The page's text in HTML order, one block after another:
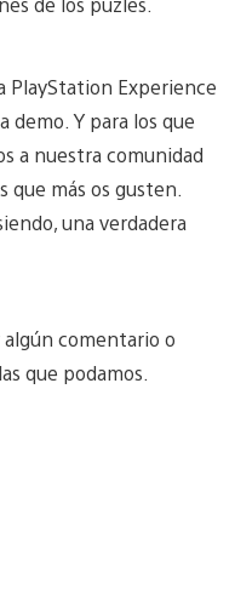
PlayStation Experience
demo. Y para los que
a nuestra comunidad
que más os gusten.
una verdadera
algún comentario o
que podamos.